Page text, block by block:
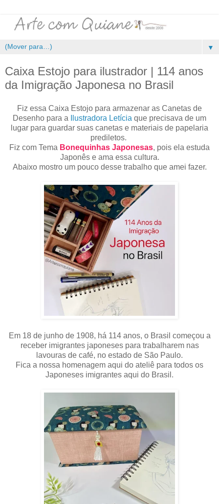
▼
Caixa Estojo para ilustrador | 114 anos
da Imigração Japonesa no Brasil
Fiz essa Caixa Estojo para armazenar as Canetas de
Desenho para a
Ilustradora Letícia que precisava de um
lugar para guardar suas canetas e materiais de papelaria
prediletos.
Fiz com Tema Bonequinhas Japonesas, pois ela estuda
Japonês e ama essa cultura.
Abaixo mostro um pouco desse trabalho que amei fazer.
Em 18 de junho de 1908, há 114 anos, o Brasil começou a
receber imigrantes japoneses para trabalharem nas
lavouras de café, no estado de São Paulo.
Fica a nossa homenagem aqui do ateliê para todos os
Japoneses imigrantes aqui do Brasil.